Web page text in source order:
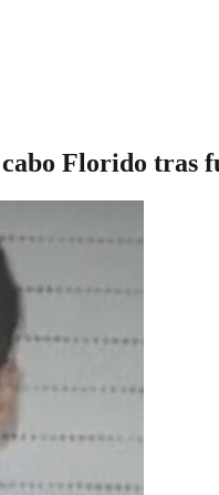
Florido tras